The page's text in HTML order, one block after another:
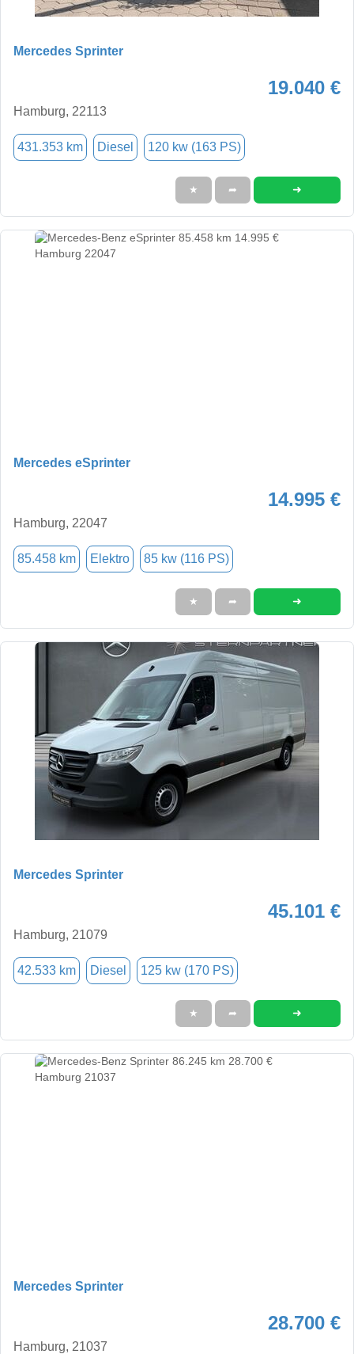
Mercedes Sprinter
19.040 €
Hamburg, 22113
431.353 km Diesel 120 kw (163 PS)
★ ➦ ➜
Mercedes eSprinter
14.995 €
Hamburg, 22047
85.458 km Elektro 85 kw (116 PS)
★ ➦ ➜
Mercedes Sprinter
45.101 €
Hamburg, 21079
42.533 km Diesel 125 kw (170 PS)
★ ➦ ➜
Mercedes Sprinter
28.700 €
Hamburg, 21037